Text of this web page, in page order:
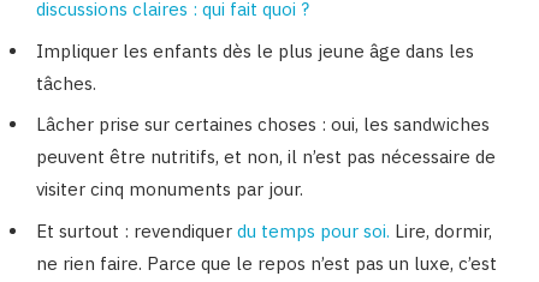
discussions claires : qui fait quoi ?
Impliquer les enfants dès le plus jeune âge dans les
tâches.
Lâcher prise sur certaines choses : oui, les sandwiches
peuvent être nutritifs, et non, il n’est pas nécessaire de
visiter cinq monuments par jour.
Et surtout : revendiquer du temps pour soi. Lire, dormir,
ne rien faire. Parce que le repos n’est pas un luxe, c’est